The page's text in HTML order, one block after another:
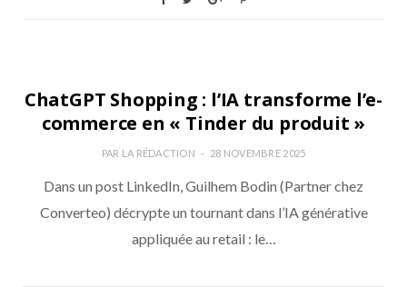
ChatGPT Shopping : l’IA transforme l’e-
commerce en « Tinder du produit »
PAR LA RÉDACTION 28 NOVEMBRE 2025
Dans un post LinkedIn, Guilhem Bodin (Partner chez
Converteo) décrypte un tournant dans l’IA générative
appliquée au retail : le…